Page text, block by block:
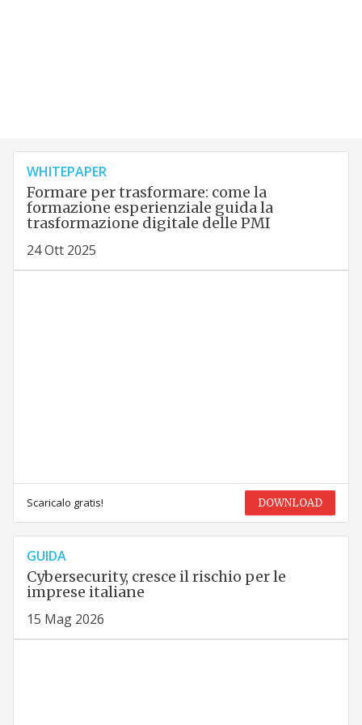
WHITEPAPER
Formare per trasformare: come la
formazione esperienziale guida la
trasformazione digitale delle PMI
24 Ott 2025
Scaricalo gratis! DOWNLOAD
GUIDA
Cybersecurity, cresce il rischio per le
imprese italiane
15 Mag 2026